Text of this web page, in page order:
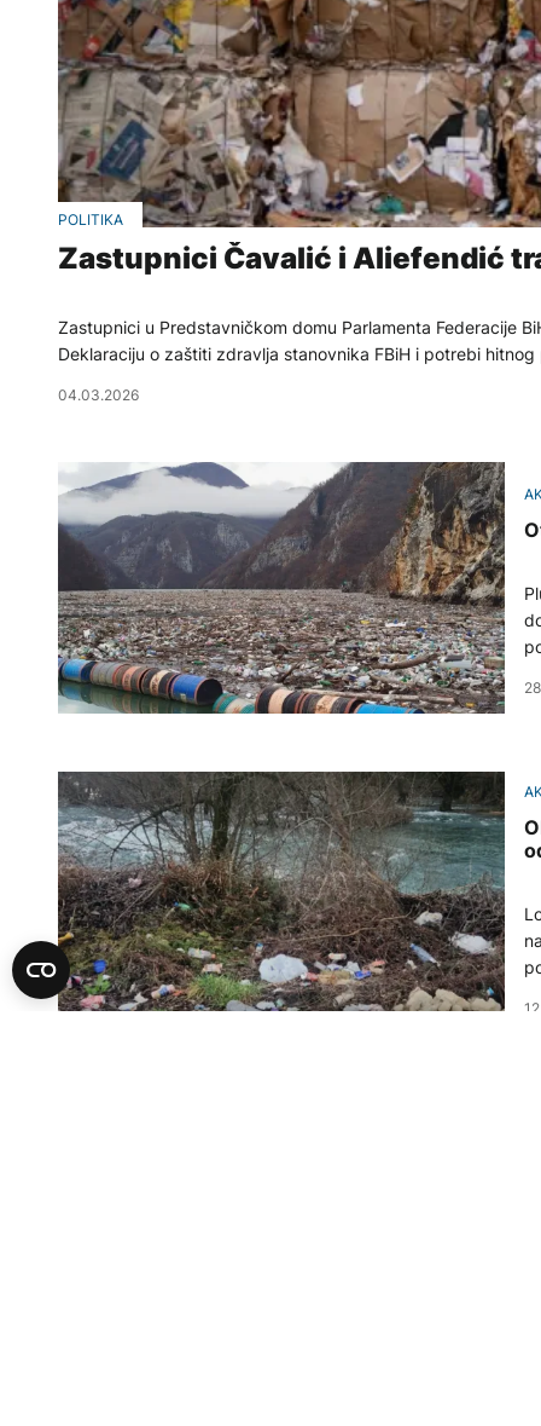
POLITIKA
Zastupnici Čavalić i Aliefendić
Zastupnici u Predstavničkom domu Parlamenta Federacije
Deklaraciju o zaštiti zdravlja stanovnika FBiH i potrebi
04.03.2026